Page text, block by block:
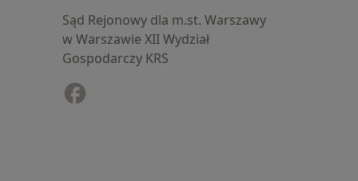
Sąd Rejonowy dla m.st. Warszawy
w Warszawie XII Wydział
Gospodarczy KRS